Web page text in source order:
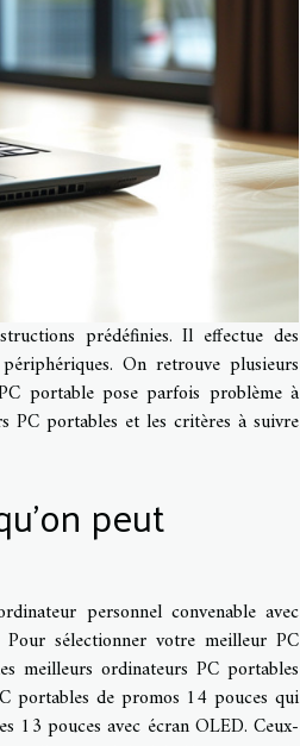
prédéfinies. Il effectue des
On retrouve plusieurs
portable pose parfois problème à
PC portables et les critères à suivre
peut
personnel convenable avec
sélectionner votre meilleur PC
meilleurs ordinateurs PC portables
portables de promos 14 pouces qui
13 pouces avec écran OLED. Ceux-